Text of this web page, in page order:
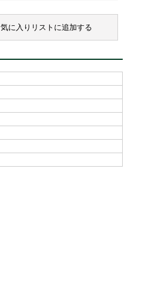
に入りリストに追加する